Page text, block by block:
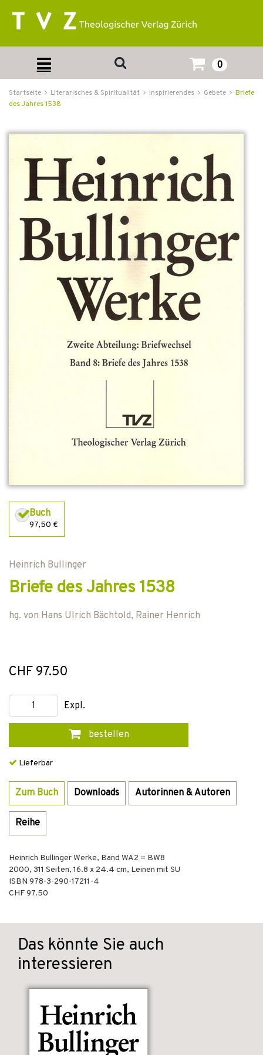
0
Startseite Literarisches & Spiritualität Inspirierendes Gebete
Briefe
des Jahres 1538
Buch
97,50 €
Heinrich Bullinger
Briefe des Jahres 1538
hg. von Hans Ulrich Bächtold, Rainer Henrich
CHF 97.50
Expl.
bestellen
Lieferbar
Zum Buch Downloads Autorinnen & Autoren
Reihe
Heinrich Bullinger Werke, Band WA2 = BW8
2000, 311 Seiten, 16.8 x 24.4 cm, Leinen mit SU
ISBN 978-3-290-17211-4
CHF 97.50
Das könnte Sie auch
interessieren